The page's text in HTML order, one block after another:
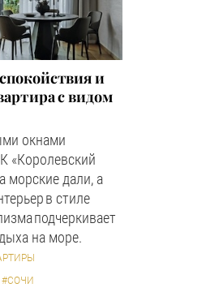
и
с видом
окнами
«Королевский
морские дали, а
в стиле
подчеркивает
на море.
#СОЧИ